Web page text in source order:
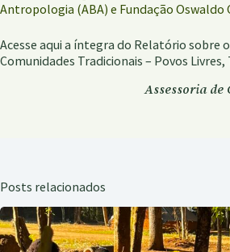
Antropologia (ABA) e Fundação Oswaldo
Acesse aqui a íntegra do Relatório sobre
Comunidades Tradicionais – Povos
Assessoria de
Posts relacionados